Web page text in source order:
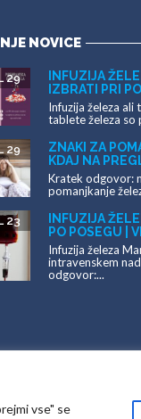
vse" se
NOVICE
INFUZIJA
IZBRATI PRI
Infuzija železa ali
tablete železa so
ZNAKI ZA
KDAJ NA
Kratek odgovor:
pomanjkanje
INFUZIJA
PO POSEGU |
23
Infuzija železa
intravenskem
odgovor:...